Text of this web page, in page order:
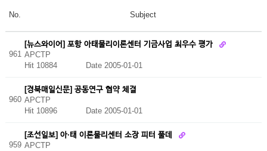
No. Subject
961
[뉴스와이어] 포항 아태물리이론센터 기금사업 최우수 평가
APCTP
Hit 10884
Date 2005-01-01
960
[경북매일신문] 공동연구 협약 체결
APCTP
Hit 10896 Date 2005-01-01
959
[조선일보] 아·태 이론물리센터 소장 피터 풀데
APCTP